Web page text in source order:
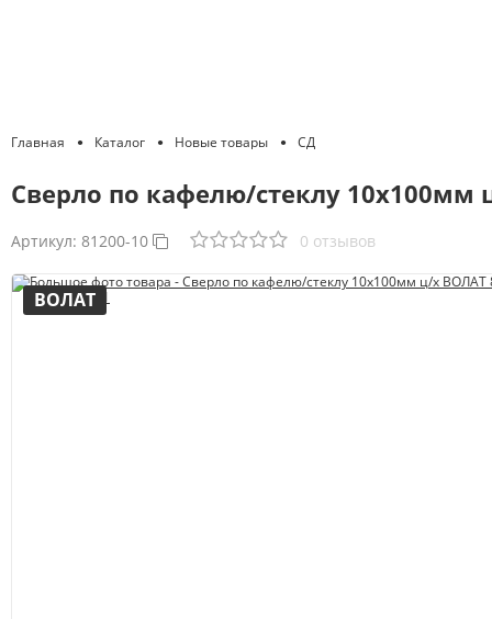
Главная Каталог Новые товары СД
Сверло по кафелю/стеклу 10х100мм
Артикул: 81200-10 0 отзывов
ВОЛАТ